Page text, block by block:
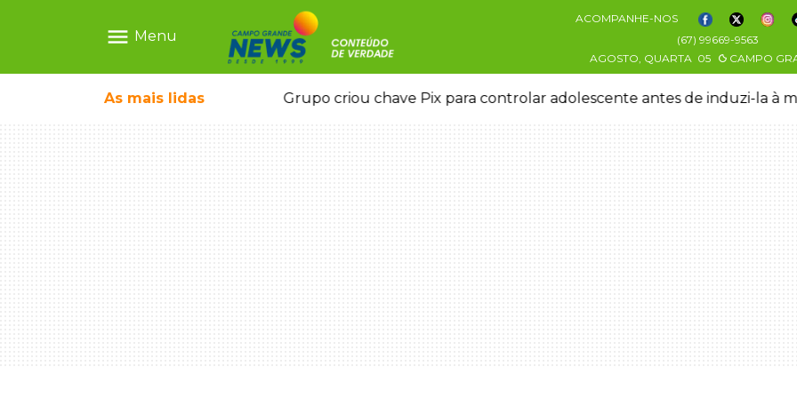
menu Menu
ACOMPANHE-NOS
(67) 99669-9563
AGOSTO, QUARTA 05 CAMPO
As mais lidas
deixou 4 mortos e 8 feridos Grupo criou chave Pix para controlar adolescente antes de induzi-la à